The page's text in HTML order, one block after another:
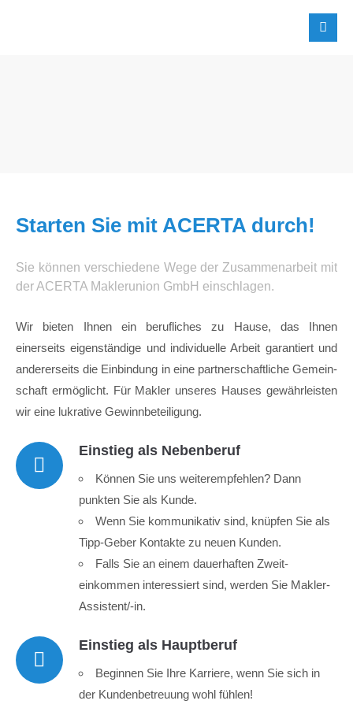
Register|Lost your password?
Support
Lorem ipsum dolor sit amet:
24h/ 365days
We offer support for our customers
Mon - Fri 8:00am - 5:00pm(GMT +1)
Get in touch
Cybersteel Inc.
376-293 City Road, Suite 600
San Francisco, CA 94102
Have any questions?
+44 1234 567 890
Starten Sie mit ACERTA durch!
Sie können verschiedene Wege der Zusammen­arbeit mit
der ACERTA Maklerunion GmbH einschlagen.
Wir bieten Ihnen ein berufliches zu Hause, das Ihnen
einerseits eigen­ständige und individuelle Arbeit garantiert und
anderer­seits die Einbindung in eine partner­schaftliche Gemein­
schaft ermöglicht. Für Makler unseres Hauses gewähr­leisten
wir eine lukrative Gewinn­beteiligung.
Einstieg als Nebenberuf
Können Sie uns weiter­empfehlen? Dann
punkten Sie als Kunde.
Wenn Sie kommunikativ sind, knüpfen Sie als
Tipp-Geber Kontakte zu neuen Kunden.
Falls Sie an einem dauer­haften Zweit­
einkommen interessiert sind, werden Sie Makler-
Assistent/-in.
Einstieg als Hauptberuf
Beginnen Sie Ihre Karriere, wenn Sie sich in
der Kunden­betreuung wohl fühlen!